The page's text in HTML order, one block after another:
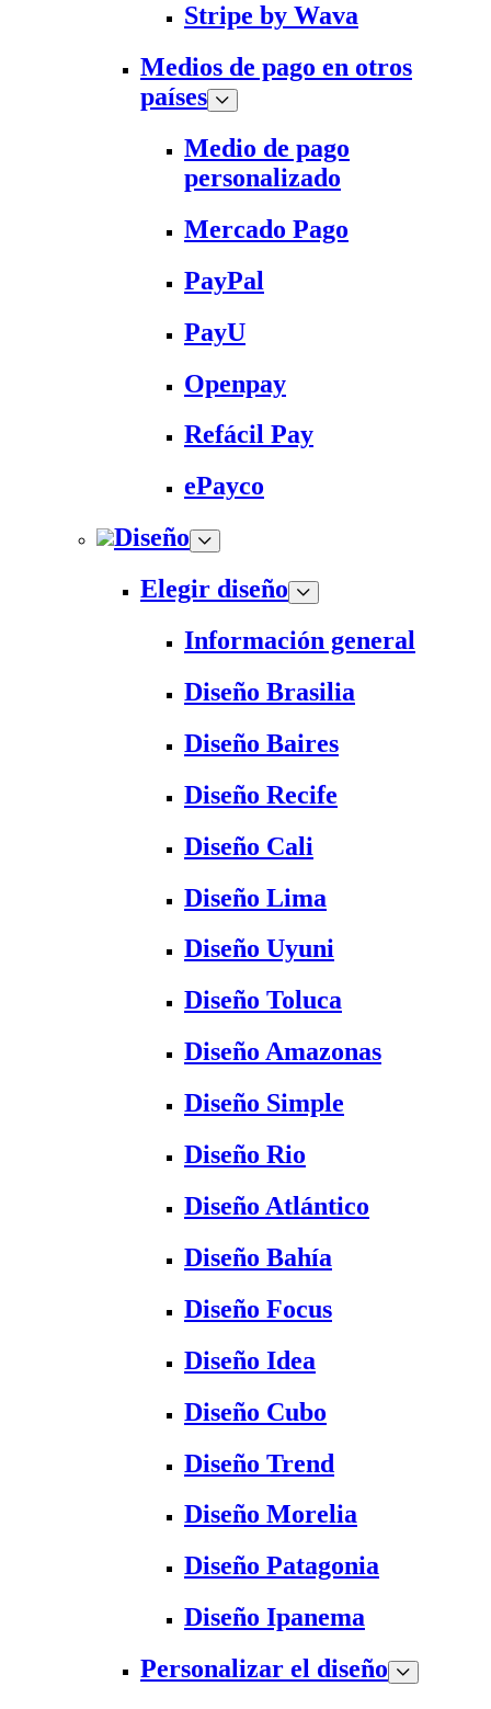
Stripe by Wava
Medios de pago en otros
países
Medio de pago
personalizado
Mercado Pago
PayPal
PayU
Openpay
Refácil Pay
ePayco
Diseño
Elegir diseño
Información general
Diseño Brasilia
Diseño Baires
Diseño Recife
Diseño Cali
Diseño Lima
Diseño Uyuni
Diseño Toluca
Diseño Amazonas
Diseño Simple
Diseño Rio
Diseño Atlántico
Diseño Bahía
Diseño Focus
Diseño Idea
Diseño Cubo
Diseño Trend
Diseño Morelia
Diseño Patagonia
Diseño Ipanema
Personalizar el diseño